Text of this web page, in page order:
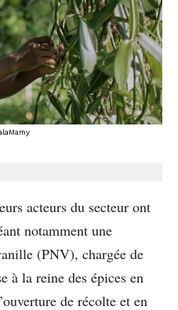
acteurs du secteur ont
notamment une
(PNV), chargée de
à la reine des épices en
de récolte et en